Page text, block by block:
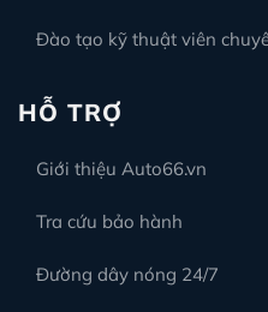
Đào tạo kỹ thuật viên
HỖ TRỢ
Giới thiệu Auto66.vn
Tra cứu bảo hành
Đường dây nóng 24/7